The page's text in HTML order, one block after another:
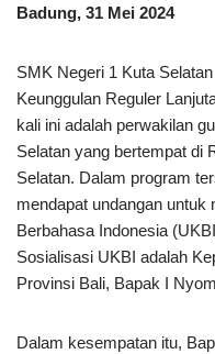
Badung, 31 Mei 2024
SMK Negeri 1 Kuta
Keunggulan Reguler
kali ini adalah perwakilan
Selatan yang bertempat di
Selatan. Dalam program
mendapat undangan
Berbahasa Indonesia
Sosialisasi UKBI adalah
Provinsi Bali, Bapak I
Dalam kesempatan itu,